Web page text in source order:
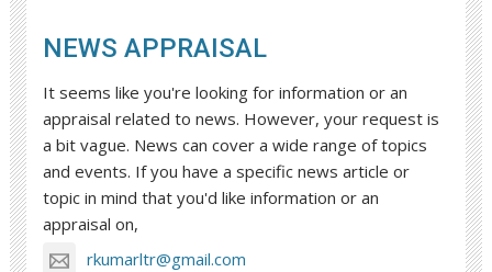
NEWS APPRAISAL
It seems like you're looking for information or an
appraisal related to news. However, your request is
a bit vague. News can cover a wide range of topics
and events. If you have a specific news article or
topic in mind that you'd like information or an
appraisal on,
rkumarltr@gmail.com